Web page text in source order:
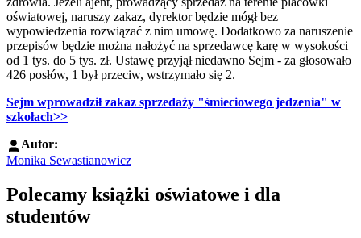
oświatowej, naruszy zakaz, dyrektor będzie mógł bez
wypowiedzenia rozwiązać z nim umowę. Dodatkowo za naruszenie
przepisów będzie można nałożyć na sprzedawcę karę w wysokości
od 1 tys. do 5 tys. zł. Ustawę przyjął niedawno Sejm - za głosowało
426 posłów, 1 był przeciw, wstrzymało się 2.
Sejm wprowadził zakaz sprzedaży "śmieciowego jedzenia" w
szkołach>>
Autor:
Monika Sewastianowicz
Polecamy książki oświatowe i dla
studentów